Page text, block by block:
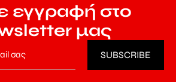
εγγραφή στο
μας